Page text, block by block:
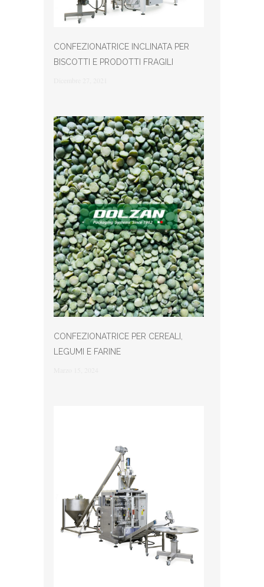
CONFEZIONATRICE INCLINATA PER
BISCOTTI E PRODOTTI FRAGILI
CONFEZIONATRICE PER CEREALI,
LEGUMI E FARINE